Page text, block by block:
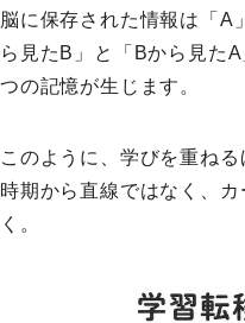
脳に保存された情報は「A
ら見たB」と「Bから見た
つの記憶が生じます。
このように、学びを重ね
時期から直線ではなく、
く。